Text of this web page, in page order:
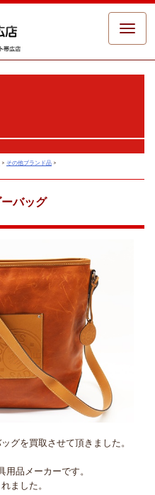
Toggle
> その他ブランド品 >
バッグ
グを買取させて頂きました。
用品メーカーです。
ました。